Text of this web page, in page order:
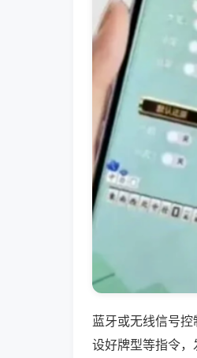
蓝牙或无线信号
设好牌型等指令